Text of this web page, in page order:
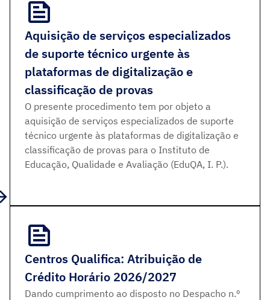
Aquisição de serviços especializados
de suporte técnico urgente às
plataformas de digitalização e
classificação de provas
O presente procedimento tem por objeto a
aquisição de serviços especializados de suporte
técnico urgente às plataformas de digitalização e
classificação de provas para o Instituto de
Educação, Qualidade e Avaliação (EduQA, I. P.).
Centros Qualifica: Atribuição de
Crédito Horário 2026/2027
Dando cumprimento ao disposto no Despacho n.º